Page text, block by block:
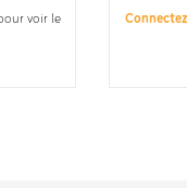
voir le